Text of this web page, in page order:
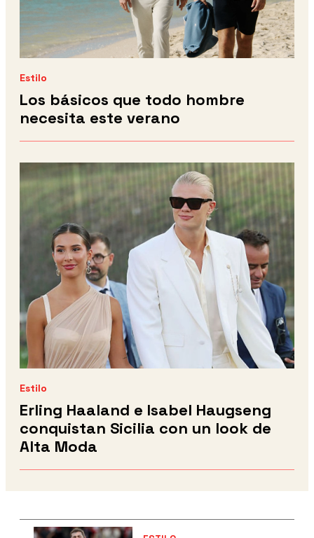
Estilo
Los básicos que todo hombre
necesita este verano
Estilo
Erling Haaland e Isabel Haugseng
conquistan Sicilia con un look de
Alta Moda